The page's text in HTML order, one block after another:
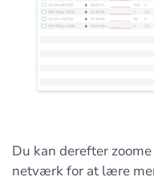
Du kan derefter
netværk for at lære